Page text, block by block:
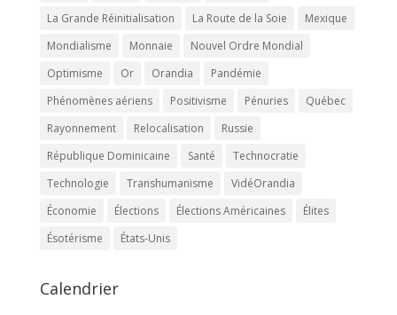
La Grande Réinitialisation
La Route de la Soie
Mexique
Mondialisme
Monnaie
Nouvel Ordre Mondial
Optimisme
Or Orandia
Pandémie
Phénomènes aériens
Positivisme Pénuries
Québec
Rayonnement
Relocalisation
Russie
République Dominicaine
Santé
Technocratie
Technologie
Transhumanisme
VidéOrandia
Économie
Élections Élections Américaines
Élites
Ésotérisme
États-Unis
Calendrier